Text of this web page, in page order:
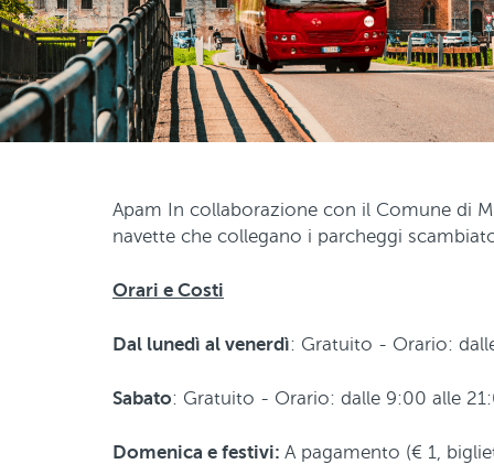
Apam In collaborazione con il Comune di
navette che collegano i parcheggi
Orari e Costi
Dal lunedì al venerdì: Gratuito - Orario:
Sabato: Gratuito - Orario: dalle 9:00 alle
Domenica e festivi: A pagamento (€ 1,